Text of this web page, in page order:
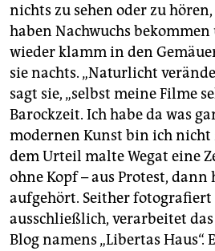
nichts zu sehen oder zu
haben Nachwuchs bekommen
wieder klamm in den
sie nachts. „Naturlicht
sagt sie, „selbst meine Filme
Barockzeit. Ich habe da was
modernen Kunst bin ich nicht
dem Urteil malte Wegat eine
ohne Kopf – aus Protest,
aufgehört. Seither
ausschließlich, verarbeitet
Blog namens „Libertas Haus“.